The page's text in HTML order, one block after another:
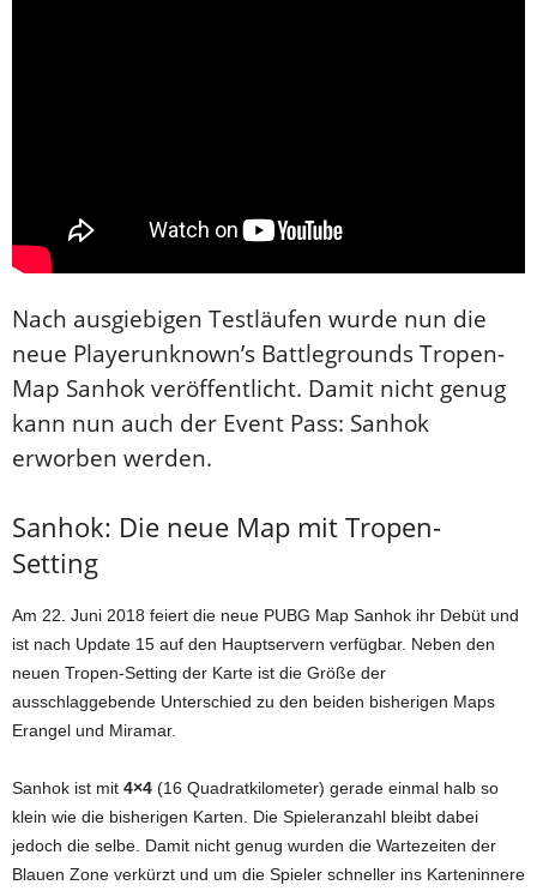
Nach ausgiebigen Testläufen wurde nun die
neue Playerunknown’s Battlegrounds Tropen-
Map Sanhok veröffentlicht. Damit nicht genug
kann nun auch der Event Pass: Sanhok
erworben werden.
Sanhok: Die neue Map mit Tropen-
Setting
Am 22. Juni 2018 feiert die neue PUBG Map Sanhok ihr Debüt und
ist nach Update 15 auf den Hauptservern verfügbar. Neben den
neuen Tropen-Setting der Karte ist die Größe der
ausschlaggebende Unterschied zu den beiden bisherigen Maps
Erangel und Miramar.
Sanhok ist mit 4×4 (16 Quadratkilometer) gerade einmal halb so
klein wie die bisherigen Karten. Die Spieleranzahl bleibt dabei
jedoch die selbe. Damit nicht genug wurden die Wartezeiten der
Blauen Zone verkürzt und um die Spieler schneller ins Karteninnere